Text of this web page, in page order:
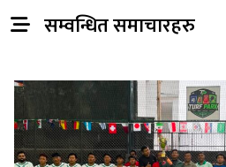
सम्वन्धित समाचारहरु